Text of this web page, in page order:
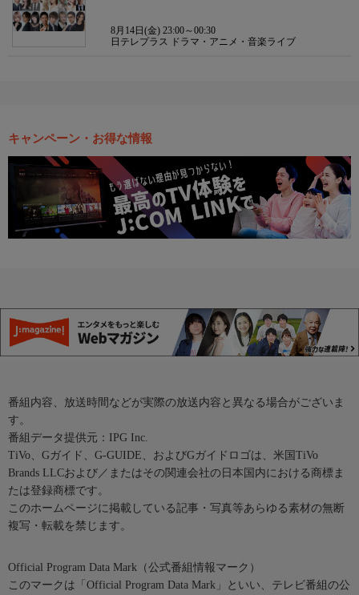
8月14日(金) 23:00～00:30
日テレプラス ドラマ・アニメ・音楽ライブ
キャンペーン・お得な情報
番組内容、放送時間などが実際の放送内容と異なる場合がございま
す。
番組データ提供元：IPG Inc.
TiVo、Gガイド、G-GUIDE、およびGガイドロゴは、米国TiVo
Brands LLCおよび／またはその関連会社の日本国内における商標ま
たは登録商標です。
このホームページに掲載している記事・写真等あらゆる素材の無断
複写・転載を禁じます。
Official Program Data Mark（公式番組情報マーク）
このマークは「Official Program Data Mark」といい、テレビ番組の公